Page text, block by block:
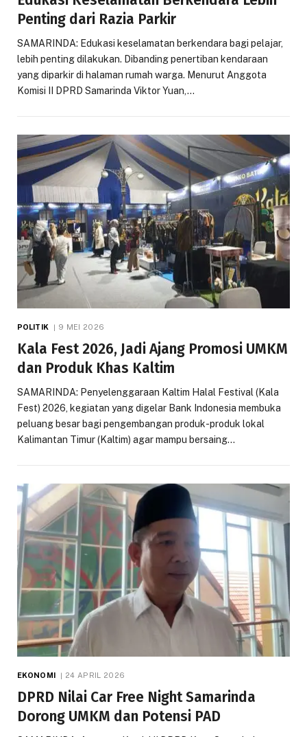
Penting dari Razia Parkir
SAMARINDA: Edukasi keselamatan berkendara bagi pelajar,
lebih penting dilakukan. Dibanding penertiban kendaraan
yang diparkir di halaman rumah warga. Menurut Anggota
Komisi II DPRD Samarinda Viktor Yuan,…
POLITIK 9 MEI 2026
Kala Fest 2026, Jadi Ajang Promosi UMKM
dan Produk Khas Kaltim
SAMARINDA: Penyelenggaraan Kaltim Halal Festival (Kala
Fest) 2026, kegiatan yang digelar Bank Indonesia membuka
peluang besar bagi pengembangan produk-produk lokal
Kalimantan Timur (Kaltim) agar mampu bersaing…
EKONOMI 24 APRIL 2026
DPRD Nilai Car Free Night Samarinda
Dorong UMKM dan Potensi PAD